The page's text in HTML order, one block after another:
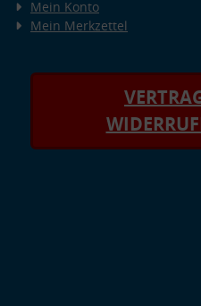
Mein Konto
Mein Merkzettel